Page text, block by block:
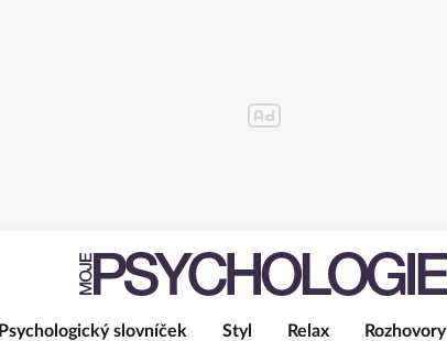
Psychologický slovníček Styl Relax Rozhovory